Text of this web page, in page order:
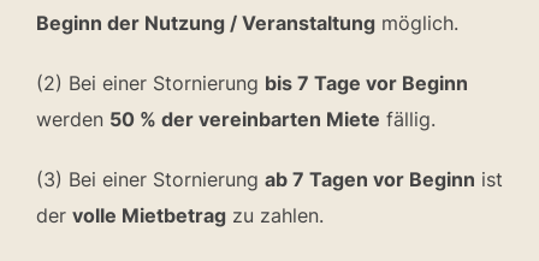
Beginn der Nutzung / Veranstaltung möglich.
(2) Bei einer Stornierung bis 7 Tage vor Beginn
werden 50 % der vereinbarten Miete fällig.
(3) Bei einer Stornierung ab 7 Tagen vor Beginn ist
der volle Mietbetrag zu zahlen.